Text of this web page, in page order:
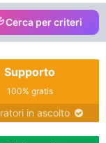
Cerca per criteri
Supporto
100% gratis
in ascolto